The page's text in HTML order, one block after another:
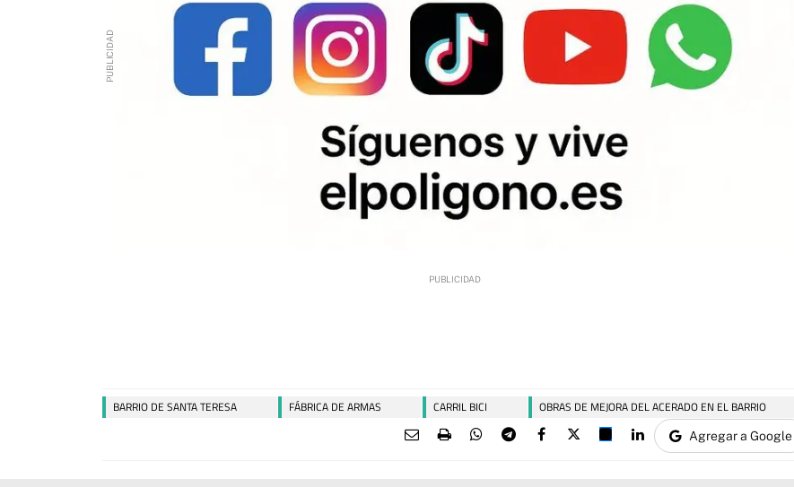
BARRIO DE SANTA TERESA FÁBRICA DE ARMAS CARRIL BICI OBRAS DE MEJORA DEL ACERADO EN EL BARRIO
Agregar a Google